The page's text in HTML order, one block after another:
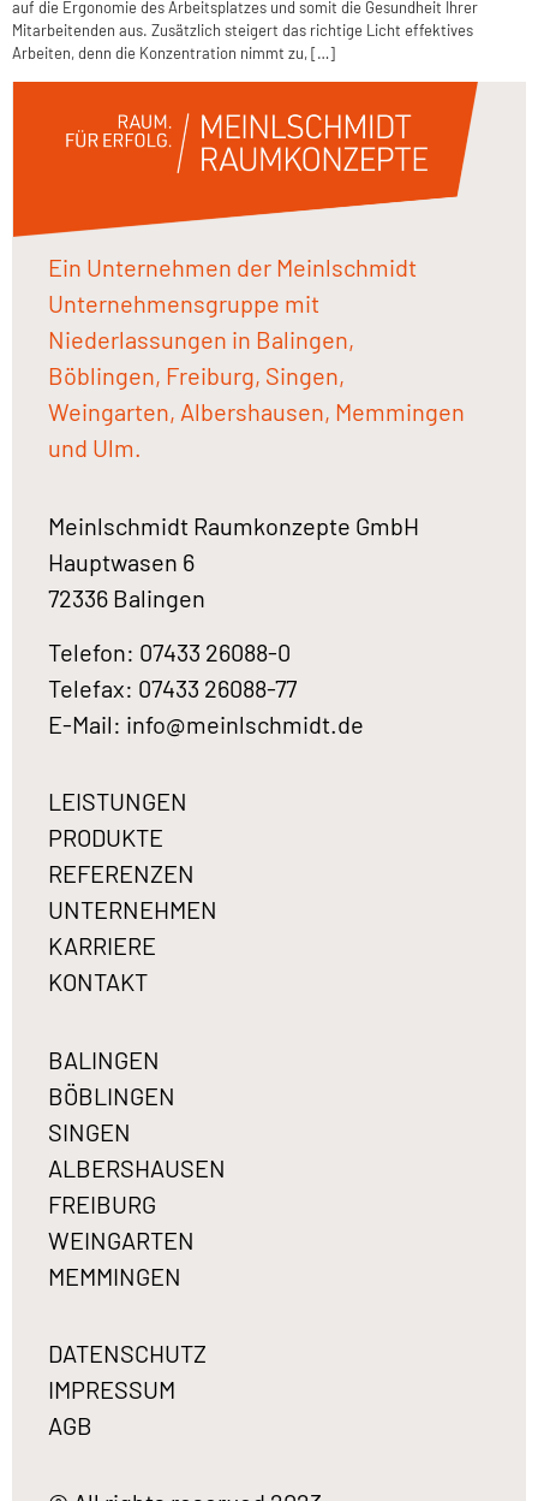
auf die Ergonomie des Arbeitsplatzes und somit die Gesundheit Ihrer
Mitarbeitenden aus. Zusätzlich steigert das richtige Licht effektives
Arbeiten, denn die Konzentration nimmt zu, […]
Ein Unternehmen der Meinlschmidt
Unternehmensgruppe mit
Niederlassungen in Balingen,
Böblingen, Freiburg, Singen,
Weingarten, Albershausen, Memmingen
und Ulm.
Meinlschmidt Raumkonzepte GmbH
Hauptwasen 6
72336 Balingen
Telefon: 07433 26088-0
Telefax: 07433 26088-77
E-Mail: info@meinlschmidt.de
LEISTUNGEN
PRODUKTE
REFERENZEN
UNTERNEHMEN
KARRIERE
KONTAKT
BALINGEN
BÖBLINGEN
SINGEN
ALBERSHAUSEN
FREIBURG
WEINGARTEN
MEMMINGEN
DATENSCHUTZ
IMPRESSUM
AGB